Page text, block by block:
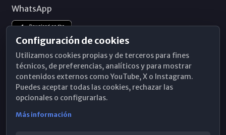
WhatsApp
Configuración de cookies
Utilizamos cookies propias y de terceros para fines
técnicos, de preferencias, analíticos y para mostrar
contenidos externos como YouTube, X o Instagram.
Puedes aceptar todas las cookies, rechazar las
opcionales o configurarlas.
Más información